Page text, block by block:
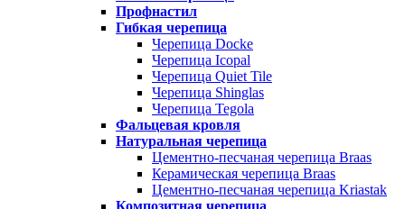
Профнастил
Гибкая черепица
Черепица Docke
Черепица Icopal
Черепица Quiet Tile
Черепица Shinglas
Черепица Tegola
Фальцевая кровля
Натуральная черепица
Цементно-песчаная черепица Braas
Керамическая черепица Braas
Цементно-песчаная черепица Kriastak
Композитная черепица